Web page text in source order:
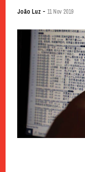
João Luz - 11 Nov 2019